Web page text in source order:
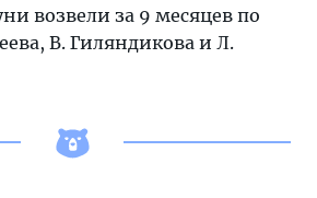
возвели за 9 месяцев по
В. Гиляндикова и Л.